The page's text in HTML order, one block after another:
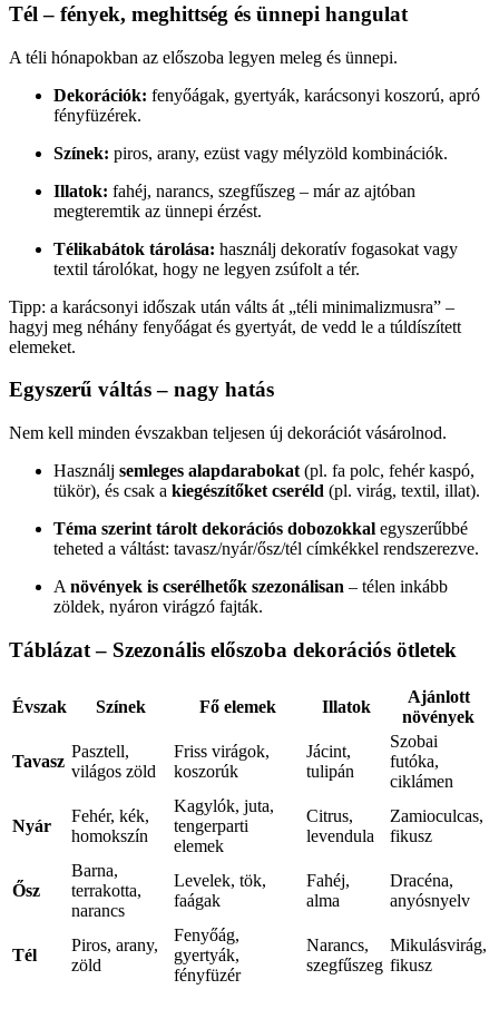
Tél – fények, meghittség és ünnepi hangulat
A téli hónapokban az előszoba legyen meleg és ünnepi.
Dekorációk: fenyőágak, gyertyák, karácsonyi koszorú, apró
fényfüzérek.
Színek: piros, arany, ezüst vagy mélyzöld kombinációk.
Illatok: fahéj, narancs, szegfűszeg – már az ajtóban
megteremtik az ünnepi érzést.
Télikabátok tárolása: használj dekoratív fogasokat vagy
textil tárolókat, hogy ne legyen zsúfolt a tér.
Tipp: a karácsonyi időszak után válts át „téli minimalizmusra” –
hagyj meg néhány fenyőágat és gyertyát, de vedd le a túldíszített
elemeket.
Egyszerű váltás – nagy hatás
Nem kell minden évszakban teljesen új dekorációt vásárolnod.
Használj semleges alapdarabokat (pl. fa polc, fehér kaspó,
tükör), és csak a kiegészítőket cseréld (pl. virág, textil, illat).
Téma szerint tárolt dekorációs dobozokkal egyszerűbbé
teheted a váltást: tavasz/nyár/ősz/tél címkékkel rendszerezve.
A növények is cserélhetők szezonálisan – télen inkább
zöldek, nyáron virágzó fajták.
Táblázat – Szezonális előszoba dekorációs ötletek
Évszak Színek Fő elemek Illatok
Ajánlott
növények
Tavasz
Pasztell,
világos zöld
Friss virágok,
koszorúk
Jácint,
tulipán
Szobai
futóka,
ciklámen
Nyár
Fehér, kék,
homokszín
Kagylók, juta,
tengerparti
elemek
Citrus,
levendula
Zamioculcas,
fikusz
Ősz
Barna,
terrakotta,
narancs
Levelek, tök,
faágak
Fahéj,
alma
Dracéna,
anyósnyelv
Tél
Piros, arany,
zöld
Fenyőág,
gyertyák,
fényfüzér
Narancs,
szegfűszeg
Mikulásvirág,
fikusz